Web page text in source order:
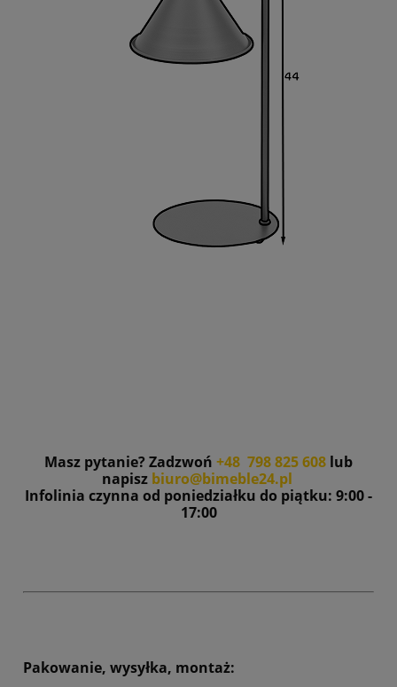
Masz pytanie? Zadzwoń +48 798 825 608 lub
napisz biuro@bimeble24.pl
Infolinia czynna od poniedziałku do piątku: 9:00 -
17:00
Pakowanie, wysyłka, montaż: